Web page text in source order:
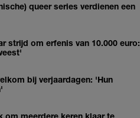
queer series verdienen een
strijd om erfenis van 10.000 euro:
bij verjaardagen: 'Hun
om meerdere keren klaar te